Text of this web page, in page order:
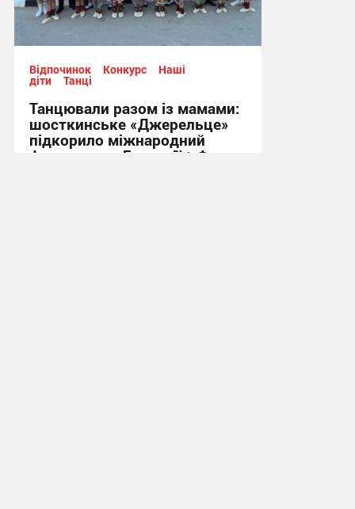
Відпочинок Конкурс Наші
діти Танці
Танцювали разом із мамами:
шосткинське «Джерельце»
підкорило міжнародний
фестиваль у Болгарії + Фото